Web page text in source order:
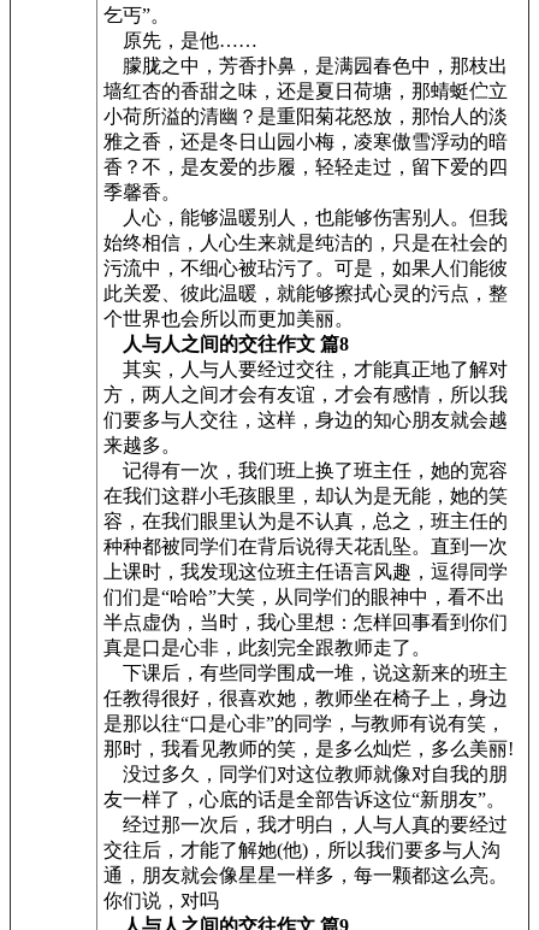
乞丐”。
原先，是他……
朦胧之中，芳香扑鼻，是满园春色中，那枝出
墙红杏的香甜之味，还是夏日荷塘，那蜻蜓伫立
小荷所溢的清幽？是重阳菊花怒放，那怡人的淡
雅之香，还是冬日山园小梅，凌寒傲雪浮动的暗
香？不，是友爱的步履，轻轻走过，留下爱的四
季馨香。
人心，能够温暖别人，也能够伤害别人。但我
始终相信，人心生来就是纯洁的，只是在社会的
污流中，不细心被玷污了。可是，如果人们能彼
此关爱、彼此温暖，就能够擦拭心灵的污点，整
个世界也会所以而更加美丽。
人与人之间的交往作文 篇8
其实，人与人要经过交往，才能真正地了解对
方，两人之间才会有友谊，才会有感情，所以我
们要多与人交往，这样，身边的知心朋友就会越
来越多。
记得有一次，我们班上换了班主任，她的宽容
在我们这群小毛孩眼里，却认为是无能，她的笑
容，在我们眼里认为是不认真，总之，班主任的
种种都被同学们在背后说得天花乱坠。直到一次
上课时，我发现这位班主任语言风趣，逗得同学
们们是“哈哈”大笑，从同学们的眼神中，看不出
半点虚伪，当时，我心里想：怎样回事看到你们
真是口是心非，此刻完全跟教师走了。
下课后，有些同学围成一堆，说这新来的班主
任教得很好，很喜欢她，教师坐在椅子上，身边
是那以往“口是心非”的同学，与教师有说有笑，
那时，我看见教师的笑，是多么灿烂，多么美丽!
没过多久，同学们对这位教师就像对自我的朋
友一样了，心底的话是全部告诉这位“新朋友”。
经过那一次后，我才明白，人与人真的要经过
交往后，才能了解她(他)，所以我们要多与人沟
通，朋友就会像星星一样多，每一颗都这么亮。
你们说，对吗
人与人之间的交往作文 篇9